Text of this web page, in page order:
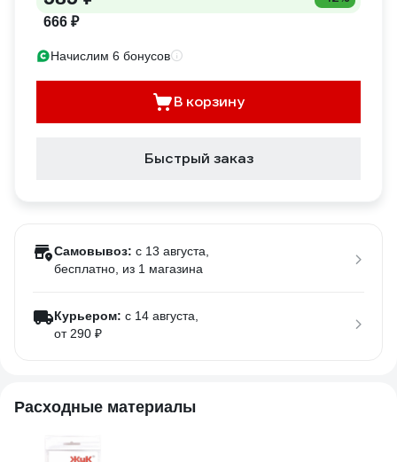
666 ₽
Начислим 6 бонусов
В корзину
Быстрый заказ
Самовывоз: c 13 августа,
бесплатно , из 1 магазина
Курьером: c 14 августа,
от 290 ₽
Расходные материалы